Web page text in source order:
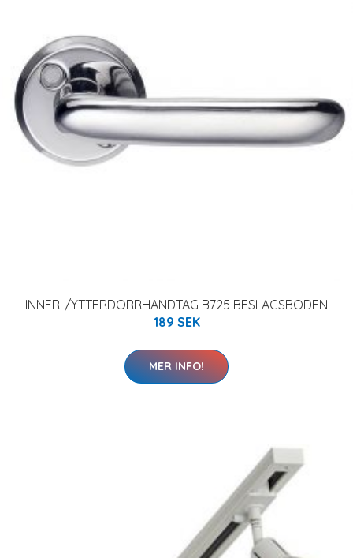
INNER-/YTTERDÖRRHANDTAG B725 BESLAGSBODEN
189 SEK
MER INFO!